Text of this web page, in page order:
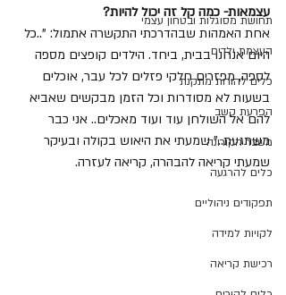
תחושת מסוגלות ובטחון עצמי
העצמת ילדים
כלים להורות מתקנת
הפרעת קשב
משבר הקורונה
כלים להרגעה
תפקודים ניהוליים
לקויות למידה
רכישת קריאה
עצמאות- כמה קל זה יכול להיות?
אחת האמהות שבהדרכתי התקשרה אתמול: "..כל
היום אנחנו בבית, ביחד. הילדים קופצים מספה
לספה, מפזרים חלקי פזלים לכל עבר, אוכלים
בשעות לא מסודרות וכל הזמן מבקשים שאביא
להם אל השולחן עוד ועוד מאכלים.. אני כבר
משתגעת.." שמעתי את היאוש בקולה ובעיקר
שמעתי קריאה להבהרה, קריאה לעזרה.